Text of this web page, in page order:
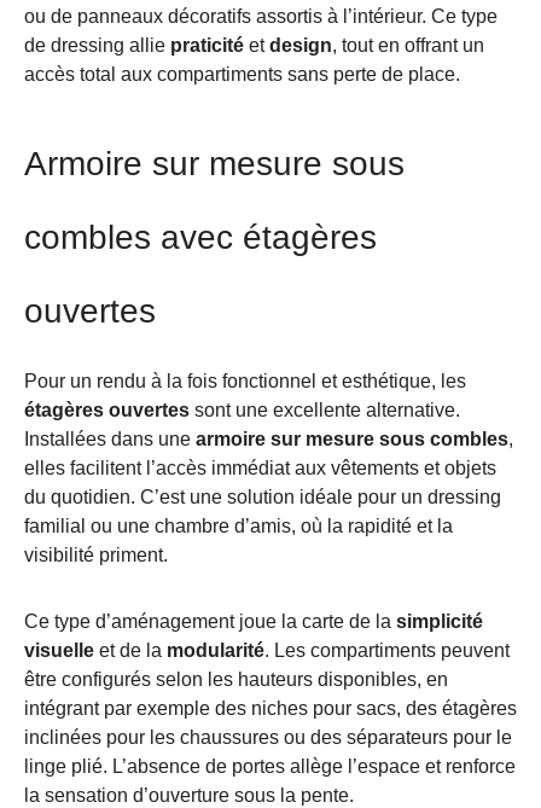
ou de panneaux décoratifs assortis à l’intérieur. Ce type
de dressing allie praticité etdesign, tout en offrant un
accès total aux compartiments sans perte de place.
Armoire sur mesure sous
combles avec étagères
ouvertes
Pour un rendu à la fois fonctionnel et esthétique, les
étagères ouvertes sont une excellente alternative.
Installées dans une armoire sur mesure sous combles,
elles facilitent l’accès immédiat aux vêtements et objets
du quotidien. C’est une solution idéale pour un dressing
familial ou une chambre d’amis, où la rapidité et la
visibilité priment.
Ce type d’aménagement joue la carte de la simplicité
visuelle et de la modularité. Les compartiments peuvent
être configurés selon les hauteurs disponibles, en
intégrant par exemple des niches pour sacs, des étagères
inclinées pour les chaussures ou des séparateurs pour le
linge plié. L’absence de portes allège l’espace et renforce
la sensation d’ouverture sous la pente.